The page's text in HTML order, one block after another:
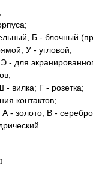
Б - блочный
У - угловой;
- для
- вилка; Г - розетка;
контактов;
А - золото, В -